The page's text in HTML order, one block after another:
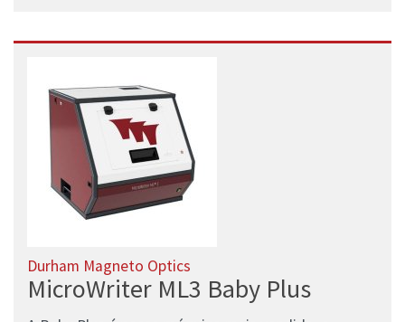
Durham Magneto Optics
MicroWriter ML3 Baby Plus